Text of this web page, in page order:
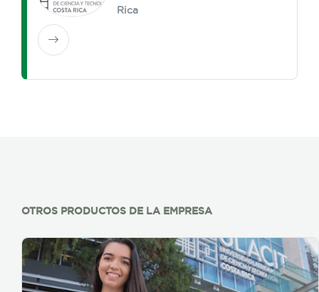
Rica
OTROS PRODUCTOS DE LA EMPRESA